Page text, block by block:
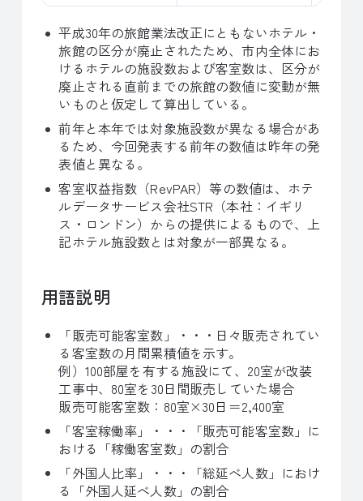
平成30年の旅館業法改正にともないホテル・
旅館の区分が廃止されたため、市内全体にお
けるホテルの施設数および客室数は、区分が
廃止される直前までの旅館の数値に変動が無
いものと仮定して算出している。
前年と本年では対象施設数が異なる場合があ
るため、今回発表する前年の数値は昨年の発
表値と異なる。
客室収益指数（RevPAR）等の数値は、ホテ
ルデータサービス会社STR（本社：イギリ
ス・ロンドン）からの提供によるもので、上
記ホテル施設数とは対象が一部異なる。
用語説明
「販売可能客室数」・・・日々販売されてい
る客室数の月間累積値を示す。
例）100部屋を有する施設にて、20室が改装
工事中、80室を30日間販売していた場合
販売可能客室数：80室×30日＝2,400室
「客室稼働率」・・・「販売可能客室数」に
おける「稼働客室数」の割合
「外国人比率」・・・「総延べ人数」におけ
る「外国人延べ人数」の割合